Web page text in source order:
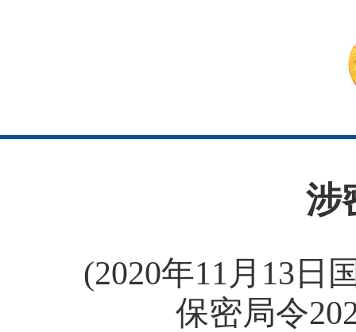
涉
(2020年11月13日
保密局令